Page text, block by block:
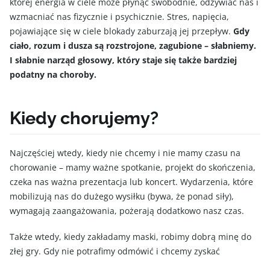
wzmacniać nas fizycznie i psychicznie. Stres, napięcia,
pojawiające się w ciele blokady zaburzają jej przepływ. Gdy
ciało, rozum i dusza są rozstrojone, zagubione – słabniemy.
I słabnie narząd głosowy, który staje się także bardziej
podatny na choroby.
Kiedy chorujemy?
Najczęściej wtedy, kiedy nie chcemy i nie mamy czasu na
chorowanie – mamy ważne spotkanie, projekt do skończenia,
czeka nas ważna prezentacja lub koncert. Wydarzenia, które
mobilizują nas do dużego wysiłku (bywa, że ponad siły),
wymagają zaangażowania, pożerają dodatkowo nasz czas.
Także wtedy, kiedy zakładamy maski, robimy dobrą minę do
złej gry. Gdy nie potrafimy odmówić i chcemy zyskać